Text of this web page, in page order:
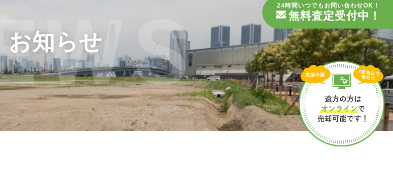
24時間いつでもお問い合わせOK！
無料査定受付中！
お知らせ